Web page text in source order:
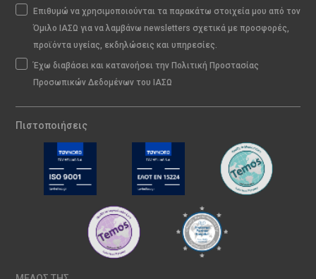
Επιθυμώ να χρησιμοποιούνται τα παρακάτω στοιχεία μου από τον
Όμιλο ΙΑΣΩ για να λαμβάνω newsletters σχετικά με προσφορές,
προϊόντα υγείας, εκδηλώσεις και υπηρεσίες.
Έχω διαβάσει και κατανοήσει την Πολιτική Προστασίας
Προσωπικών Δεδομένων του ΙΑΣΩ
Πιστοποιήσεις